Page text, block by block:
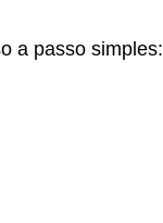
a passo simples: